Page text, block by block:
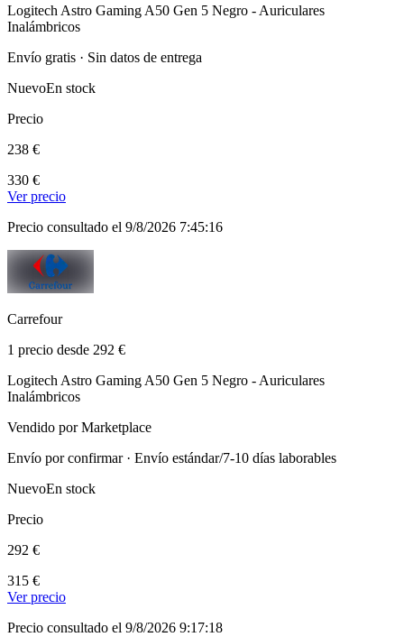
Logitech Astro Gaming A50 Gen 5 Negro - Auriculares
Inalámbricos
Envío gratis · Sin datos de entrega
NuevoEn stock
Precio
238 €
330 €
Ver precio
Precio consultado el 9/8/2026 7:45:16
Carrefour
1 precio desde 292 €
Logitech Astro Gaming A50 Gen 5 Negro - Auriculares
Inalámbricos
Vendido por Marketplace
Envío por confirmar · Envío estándar/7-10 días laborables
NuevoEn stock
Precio
292 €
315 €
Ver precio
Precio consultado el 9/8/2026 9:17:18